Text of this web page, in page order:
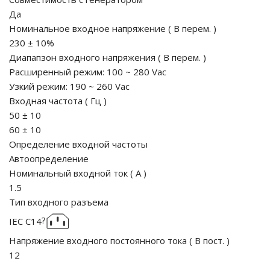
и среднего офиса
и продвинутых
защита)
и
Да
Номинальное входное напряжение ( В перем. )
230 ± 10%
Диапапзон входного напряжения ( В перем. )
Расширенный режим: 100 ~ 280 Vac
Узкий режим: 190 ~ 260 Vac
Входная частота ( Гц )
50 ± 10
60 ± 10
Определение входной частоты
Автоопределение
Номинальный входной ток ( A )
1.5
Тип входного разъема
IEC C14?
Напряжение входного постоянного тока ( В пост. )
12